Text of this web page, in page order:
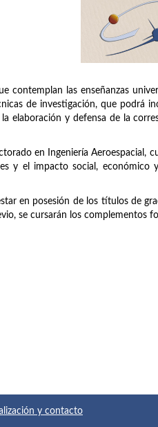
contemplan las enseñanzas
de investigación, que podrá
elaboración y defensa de la
en Ingeniería Aeroespacial,
y el impacto social,
en posesión de los títulos de
se cursarán los complementos
y contacto